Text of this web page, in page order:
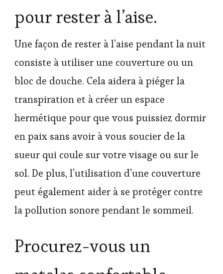
pour rester à l’aise.
Une façon de rester à l’aise pendant la nuit
consiste à utiliser une couverture ou un
bloc de douche. Cela aidera à piéger la
transpiration et à créer un espace
hermétique pour que vous puissiez dormir
en paix sans avoir à vous soucier de la
sueur qui coule sur votre visage ou sur le
sol. De plus, l’utilisation d’une couverture
peut également aider à se protéger contre
la pollution sonore pendant le sommeil.
Procurez-vous un